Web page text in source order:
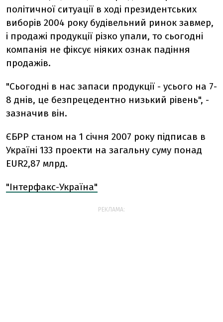
політичної ситуації в ході президентських
виборів 2004 року будівельний ринок завмер,
і продажі продукції різко упали, то сьогодні
компанія не фіксує ніяких ознак падіння
продажів.
"Сьогодні в нас запаси продукції - усього на 7-
8 днів, це безпрецедентно низький рівень", -
зазначив він.
ЄБРР станом на 1 січня 2007 року підписав в
Україні 133 проекти на загальну суму понад
EUR2,87 млрд.
"Інтерфакс-Україна"
РЕКЛАМА: